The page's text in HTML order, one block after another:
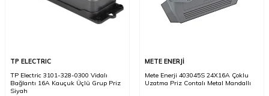
TP ELECTRIC
TP Electric 3101-328-0300 Vidalı
Bağlantı 16A Kauçuk Üçlü Grup Priz
Siyah
METE ENERJİ
Mete Enerji 403045S 24X16A Çoklu
Uzatma Priz Contalı Metal Mandallı